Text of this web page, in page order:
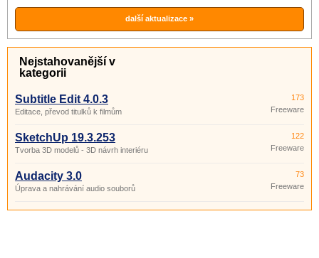
další aktualizace »
Nejstahovanější v
kategorii
Subtitle Edit 4.0.3
Editace, převod titulků k filmům
173
Freeware
SketchUp 19.3.253
Tvorba 3D modelů - 3D návrh interiéru
122
Freeware
Audacity 3.0
Úprava a nahrávání audio souborů
73
Freeware